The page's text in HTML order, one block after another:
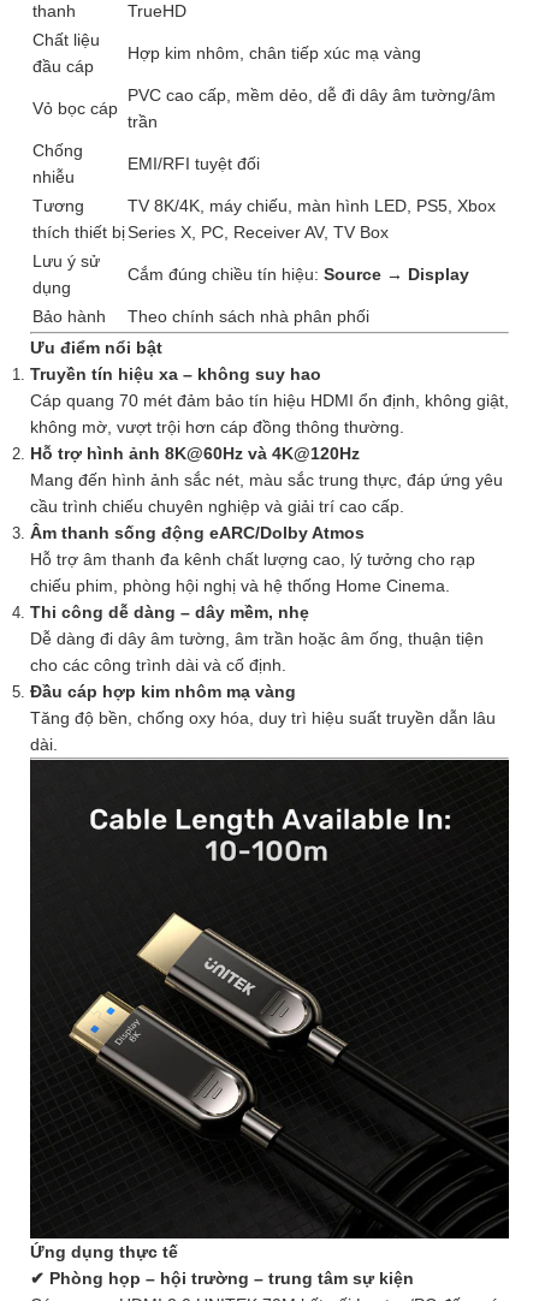
thanh
TrueHD
Chất liệu
đầu cáp
Hợp kim nhôm, chân tiếp xúc mạ vàng
Vỏ bọc cáp
PVC cao cấp, mềm dẻo, dễ đi dây âm tường/âm
trần
Chống
nhiễu
EMI/RFI tuyệt đối
Tương
thích thiết bị
TV 8K/4K, máy chiếu, màn hình LED, PS5, Xbox
Series X, PC, Receiver AV, TV Box
Lưu ý sử
dụng
Cắm đúng chiều tín hiệu: Source → Display
Bảo hành
Theo chính sách nhà phân phối
Ưu điểm nổi bật
Truyền tín hiệu xa – không suy hao
Cáp quang 70 mét đảm bảo tín hiệu HDMI ổn định, không giật,
không mờ, vượt trội hơn cáp đồng thông thường.
Hỗ trợ hình ảnh 8K@60Hz và 4K@120Hz
Mang đến hình ảnh sắc nét, màu sắc trung thực, đáp ứng yêu
cầu trình chiếu chuyên nghiệp và giải trí cao cấp.
Âm thanh sống động eARC/Dolby Atmos
Hỗ trợ âm thanh đa kênh chất lượng cao, lý tưởng cho rạp
chiếu phim, phòng hội nghị và hệ thống Home Cinema.
Thi công dễ dàng – dây mềm, nhẹ
Dễ dàng đi dây âm tường, âm trần hoặc âm ống, thuận tiện
cho các công trình dài và cố định.
Đầu cáp hợp kim nhôm mạ vàng
Tăng độ bền, chống oxy hóa, duy trì hiệu suất truyền dẫn lâu
dài.
Ứng dụng thực tế
✔ Phòng họp – hội trường – trung tâm sự kiện